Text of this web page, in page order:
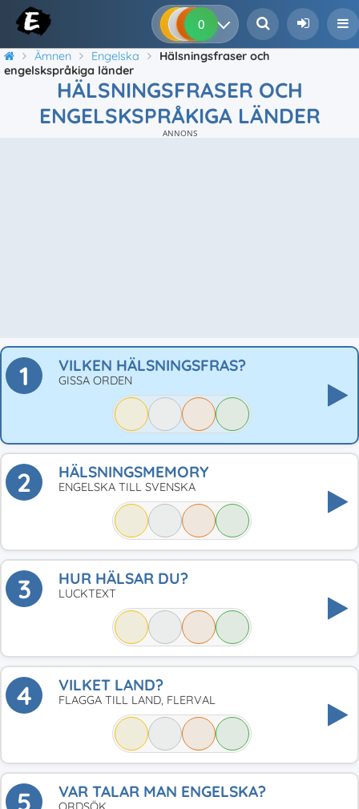
0 0 0
Ämnen Engelska
Hälsningsfraser och
engelskspråkiga länder
HÄLSNINGSFRASER OCH
ENGELSKSPRÅKIGA LÄNDER
ANNONS
1 VILKEN HÄLSNINGSFRAS?
GISSA ORDEN
2 HÄLSNINGSMEMORY
ENGELSKA TILL SVENSKA
3 HUR HÄLSAR DU?
LUCKTEXT
4 VILKET LAND?
FLAGGA TILL LAND, FLERVAL
5 VAR TALAR MAN ENGELSKA?